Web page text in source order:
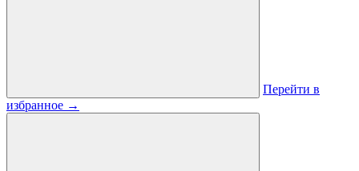
Перейти в
избранное →